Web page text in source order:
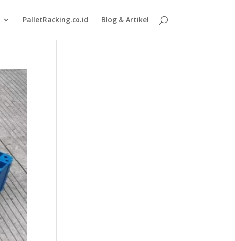
PalletRacking.co.id Blog & Artikel